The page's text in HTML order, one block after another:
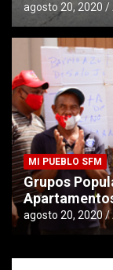
agosto 20, 2020
MI PUEBLO SFM
Grupos
agosto 20, 2020